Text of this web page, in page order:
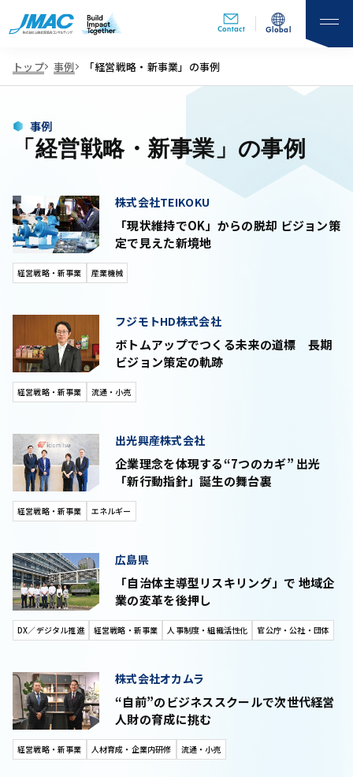
Contact Global
トップ 事例 「経営戦略・新事業」の事例
事例
「経営戦略・新事業」の事例
「現状維持でOK」からの脱却 ビジョン策
定で見えた新境地
株式会社TEIKOKU
経営戦略・新事業 産業機械
ボトムアップでつくる未来の道標 長期
ビジョン策定の軌跡
フジモトHD株式会社
経営戦略・新事業 流通・小売
企業理念を体現する“7つのカギ” 出光
「新行動指針」誕生の舞台裏
出光興産株式会社
経営戦略・新事業 エネルギー
「自治体主導型リスキリング」で 地域企
業の変革を後押し
広島県
DX／デジタル推進 経営戦略・新事業 人事制度・組織活性化 官公庁・公社・団体
“自前”のビジネススクールで次世代経営
人財の育成に挑む
株式会社オカムラ
経営戦略・新事業 人材育成・企業内研修 流通・小売